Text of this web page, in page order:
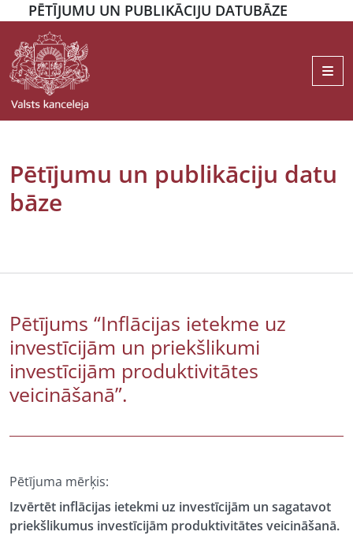
PĒTĪJUMU UN PUBLIKĀCIJU DATUBĀZE
Pētījumu un publikāciju datu
bāze
Pētījums “Inflācijas ietekme uz
investīcijām un priekšlikumi
investīcijām produktivitātes
veicināšanā”.
Pētījuma mērķis:
Izvērtēt inflācijas ietekmi uz investīcijām un sagatavot
priekšlikumus investīcijām produktivitātes veicināšanā.